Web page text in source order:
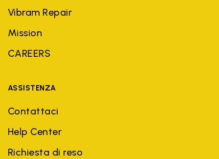
Vibram Repair
Mission
CAREERS
ASSISTENZA
Contattaci
Help Center
Richiesta di reso